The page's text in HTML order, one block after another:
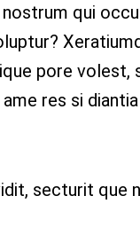
qui
pore volest,
res si
secturit que